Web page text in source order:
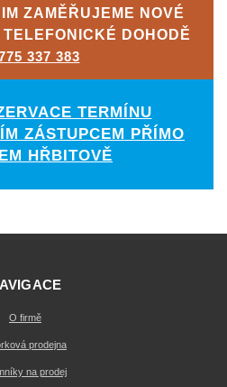
ZAMĚŘUJEME NOVÉ
DOHODĚ
337 383
TERMÍNU
ZÁSTUPCEM PŘÍMO
HŘBITOVĚ
O firmě
prodejna
na prodej